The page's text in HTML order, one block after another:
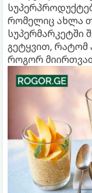
რომელიც ახლა
სუპერმარკეტში
გეტყვით, რატომ
როგორ